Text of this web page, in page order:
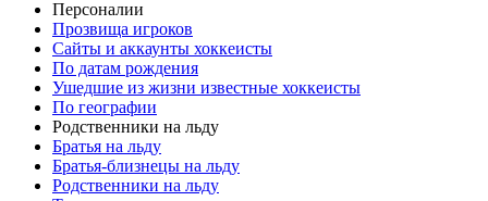
Персоналии
Прозвища игроков
Сайты и аккаунты хоккеисты
По датам рождения
Ушедшие из жизни известные хоккеисты
По географии
Родственники на льду
Братья на льду
Братья-близнецы на льду
Родственники на льду